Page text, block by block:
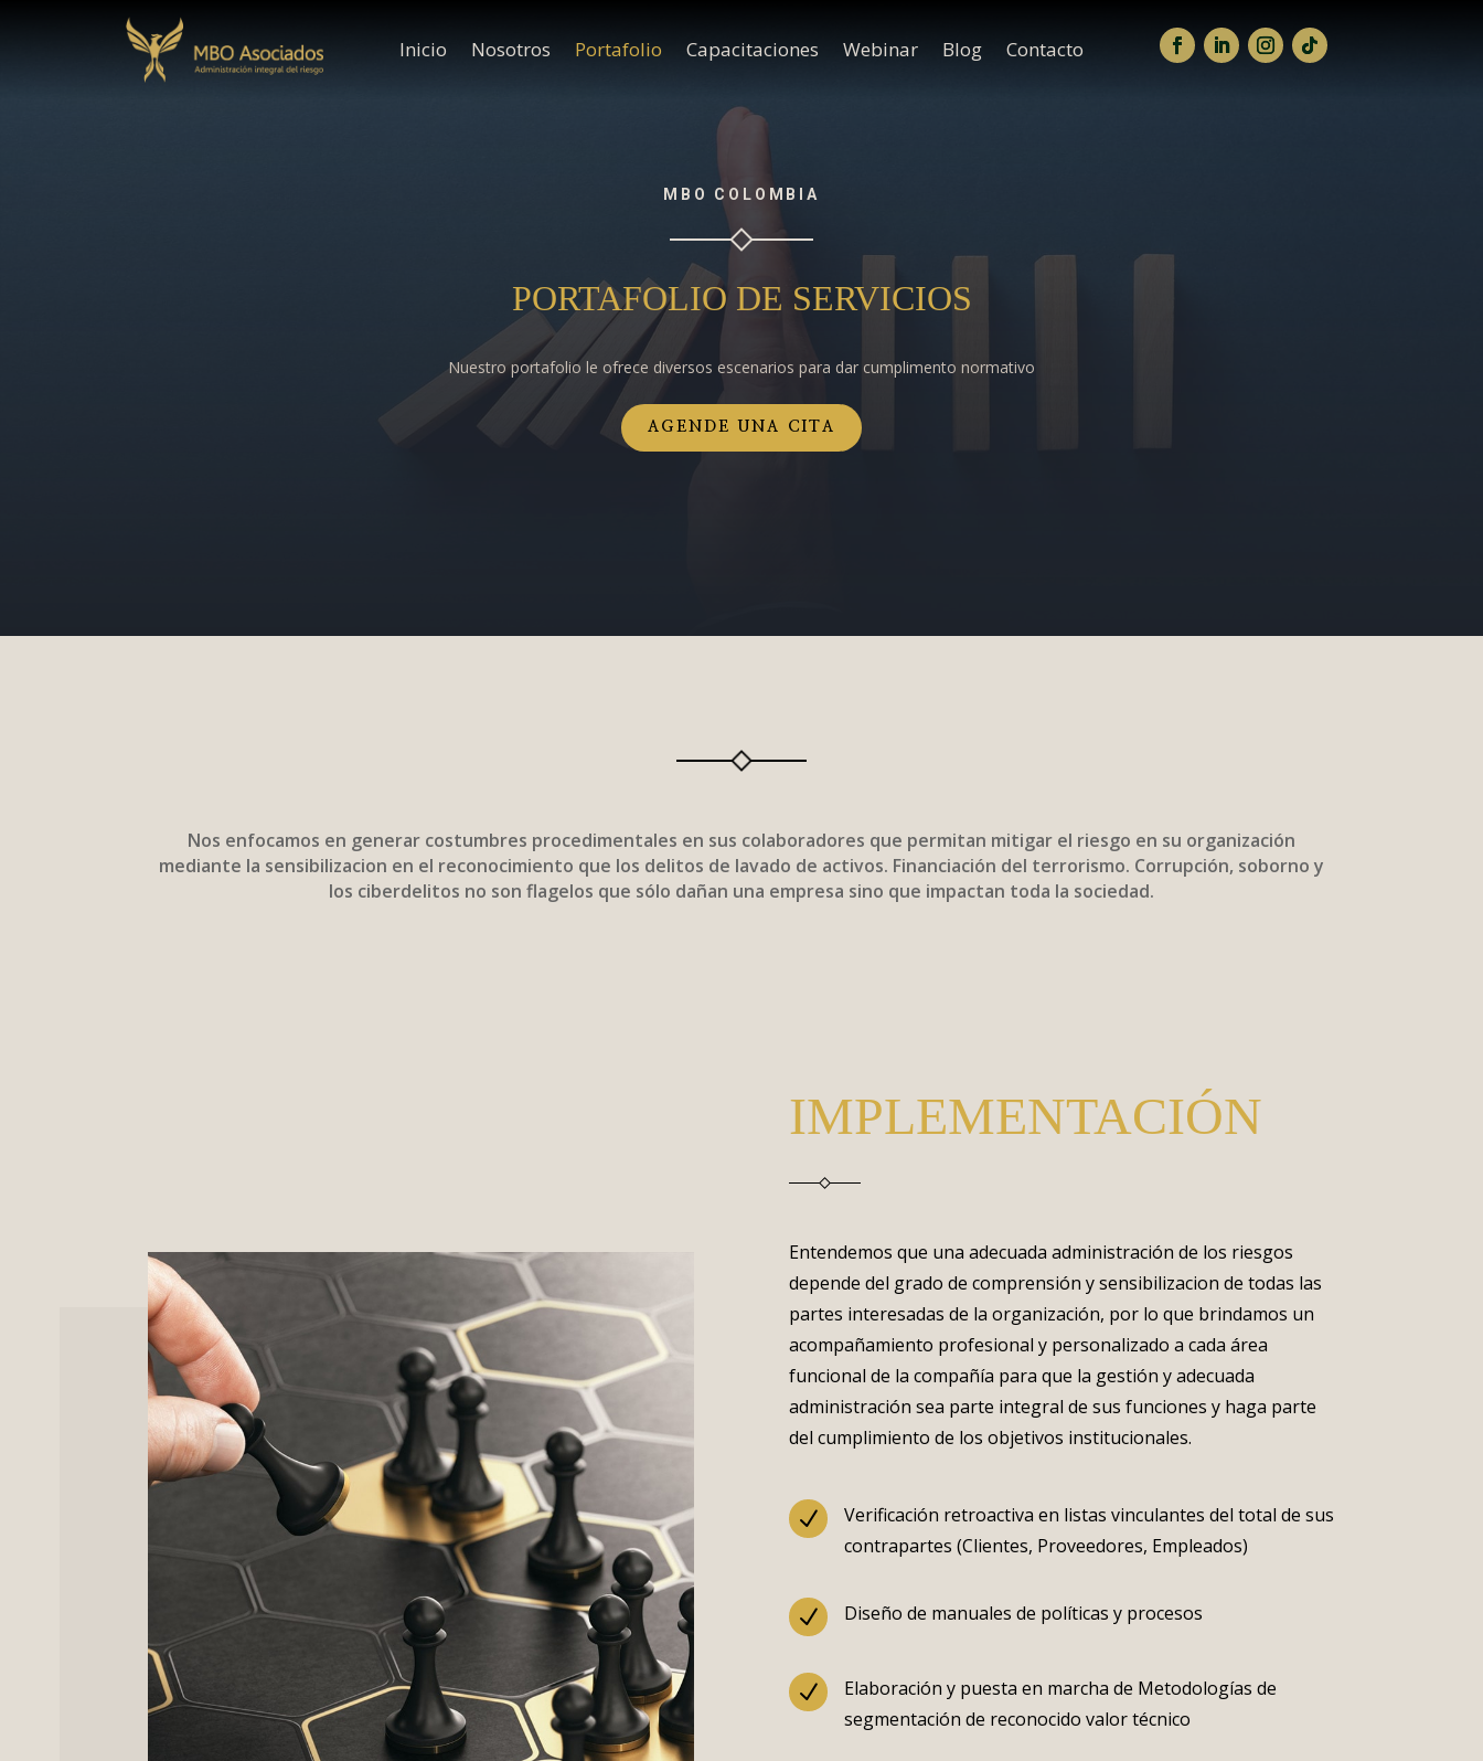
Inicio Nosotros Portafolio Capacitaciones Webinar Blog Contacto
MBO COLOMBIA
PORTAFOLIO DE SERVICIOS
Nuestro portafolio le ofrece diversos escenarios para dar cumplimento normativo
AGENDE UNA CITA
Nos enfocamos en generar costumbres procedimentales en sus colaboradores que permitan mitigar el riesgo en su organización
mediante la sensibilizacion en el reconocimiento que los delitos de lavado de activos. Financiación del terrorismo. Corrupción, soborno y
los ciberdelitos no son flagelos que sólo dañan una empresa sino que impactan toda la sociedad.
IMPLEMENTACIÓN
Entendemos que una adecuada administración de los riesgos
depende del grado de comprensión y sensibilizacion de todas las
partes interesadas de la organización, por lo que brindamos un
acompañamiento profesional y personalizado a cada área
funcional de la compañía para que la gestión y adecuada
administración sea parte integral de sus funciones y haga parte
del cumplimiento de los objetivos institucionales.
N
Verificación retroactiva en listas vinculantes del total de sus
contrapartes (Clientes, Proveedores, Empleados)
N Diseño de manuales de políticas y procesos
N
Elaboración y puesta en marcha de Metodologías de
segmentación de reconocido valor técnico